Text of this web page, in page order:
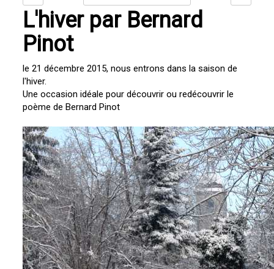
L'hiver par Bernard
Pinot
le 21 décembre 2015, nous entrons dans la saison de
l'hiver.
Une occasion idéale pour découvrir ou redécouvrir le
poème de Bernard Pinot